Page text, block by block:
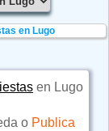
en Lugo
en Lugo
o Publica